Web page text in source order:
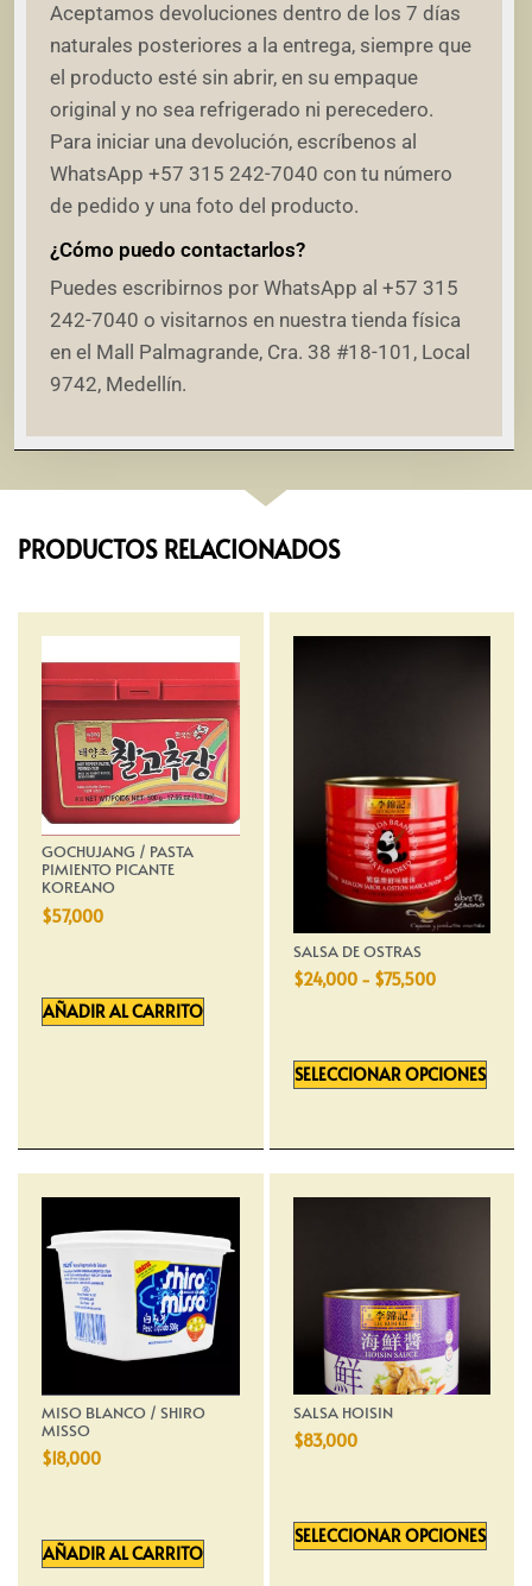
Aceptamos devoluciones dentro de los 7 días
naturales posteriores a la entrega, siempre que
el producto esté sin abrir, en su empaque
original y no sea refrigerado ni perecedero.
Para iniciar una devolución, escríbenos al
WhatsApp +57 315 242-7040 con tu número
de pedido y una foto del producto.
¿Cómo puedo contactarlos?
Puedes escribirnos por WhatsApp al +57 315
242-7040 o visitarnos en nuestra tienda física
en el Mall Palmagrande, Cra. 38 #18-101, Local
9742, Medellín.
PRODUCTOS RELACIONADOS
GOCHUJANG / PASTA
PIMIENTO PICANTE
KOREANO
$57,000
AÑADIR AL CARRITO
SALSA DE OSTRAS
$24,000 - $75,500
SELECCIONAR OPCIONES
MISO BLANCO / SHIRO
MISSO
$18,000
AÑADIR AL CARRITO
SALSA HOISIN
$83,000
SELECCIONAR OPCIONES